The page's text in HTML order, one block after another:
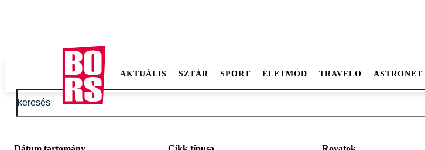
AKTUÁLIS SZTÁR SPORT ÉLETMÓD TRAVELO ASTRONET